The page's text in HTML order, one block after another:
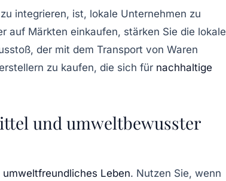
integrieren, ist, lokale Unternehmen zu
auf Märkten einkaufen, stärken Sie die lokale
der mit dem Transport von Waren
zu kaufen, die sich für nachhaltige
und umweltbewusster
umweltfreundliches Leben. Nutzen Sie, wenn